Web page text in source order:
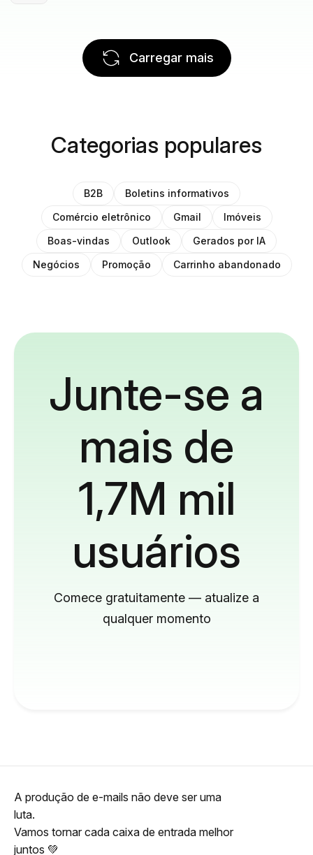
Carregar mais
Categorias populares
B2B
Boletins informativos
Comércio eletrônico
Gmail
Imóveis
Boas-vindas
Outlook
Gerados por IA
Negócios
Promoção Carrinho abandonado
Junte-se a
mais de
1,7M mil
usuários
Comece gratuitamente — atualize a
qualquer momento
A produção de e-mails não deve ser uma
luta.
Vamos tornar cada caixa de entrada melhor
juntos 💚